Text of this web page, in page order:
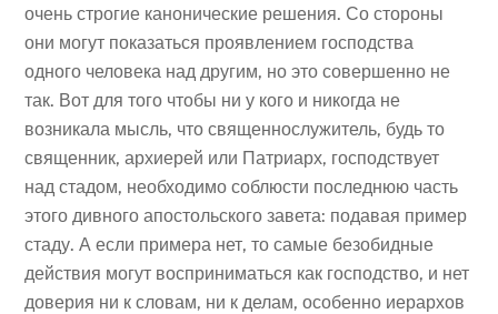
очень строгие канонические решения. Со стороны
они могут показаться проявлением господства
одного человека над другим, но это совершенно не
так. Вот для того чтобы ни у кого и никогда не
возникала мысль, что священнослужитель, будь то
священник, архиерей или Патриарх, господствует
над стадом, необходимо соблюсти последнюю часть
этого дивного апостольского завета: подавая пример
стаду. А если примера нет, то самые безобидные
действия могут восприниматься как господство, и нет
доверия ни к словам, ни к делам, особенно иерархов